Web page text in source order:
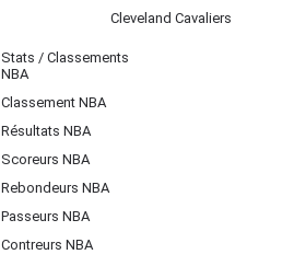
Cleveland Cavaliers
Stats / Classements
NBA
Classement NBA
Résultats NBA
Scoreurs NBA
Rebondeurs NBA
Passeurs NBA
Contreurs NBA